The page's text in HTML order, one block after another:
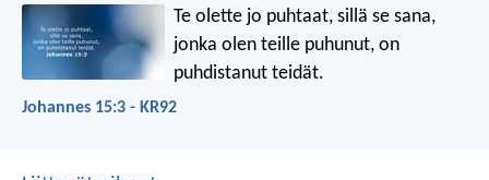
Te olette jo puhtaat, sillä se sana,
jonka olen teille puhunut, on
puhdistanut teidät.
Johannes 15:3 - KR92